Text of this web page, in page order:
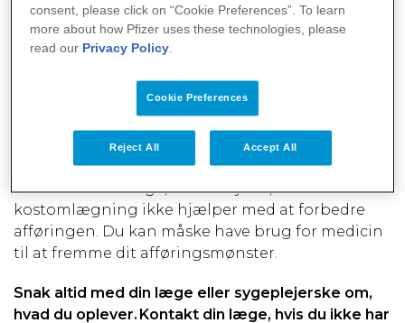
begrænse indtagelse af fødevarer såsom
sodavand, broccoli, blomkål, kål, ærter, bønner,
maven. Undgå også at sluge luft ved at begrænse
brug af sugerør eller tyggegummi.
Hold dig aktiv. En kort gåtur kan hjælpe med at
behandle og forebygge forstoppelse.
Tal med din læge, hvis du synes, at
kostomlægning ikke hjælper med at forbedre
afføringen. Du kan måske have brug for medicin
til at fremme dit afføringsmønster.
Snak altid med din læge eller sygeplejerske om,
hvad du oplever. Kontakt din læge, hvis du ikke har
consent, please click on “Cookie Preferences”. To learn
more about how Pfizer uses these technologies, please
read our Privacy Policy
Cookie Preferences
Reject All Accept All